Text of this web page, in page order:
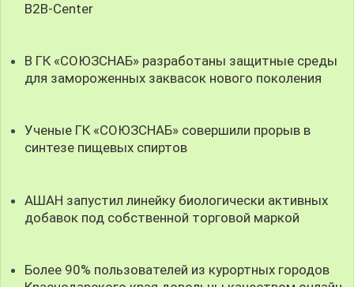
B2B-Center
В ГК «СОЮЗСНАБ» разработаны защитные среды
для замороженных заквасок нового поколения
Ученые ГК «СОЮЗСНАБ» совершили прорыв в
синтезе пищевых спиртов
АШАН запустил линейку биологически активных
добавок под собственной торговой маркой
Более 90% пользователей из курортных городов